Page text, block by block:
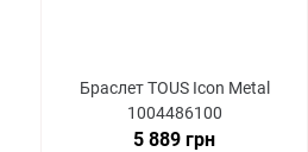
Браслет TOUS Icon Metal
1004486100
5 889 грн